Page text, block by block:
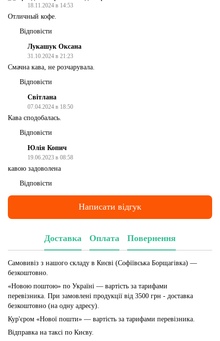
18.11.2024 в 14:53
Отличный кофе.
Відповісти
Лукашук Оксана
31.10.2024 в 21:23
Смачна кава, не розчарувала.
Відповісти
Світлана
07.04.2024 в 18:50
Кава сподобалась.
Відповісти
Юлія Копич
19.06.2023 в 08:58
кавою задоволена
Відповісти
Написати відгук
Доставка Оплата Повернення
Самовивіз з нашого складу в Києві (Софіївська Борщагівка) —
безкоштовно.
«Новою поштою» по Україні — вартість за тарифами
перевізника. При замовлені продукції від 3500 грн - доставка
безкоштовно (на одну адресу).
Кур'єром «Нової пошти» — вартість за тарифами перевізника.
Відправка на таксі по Києву.